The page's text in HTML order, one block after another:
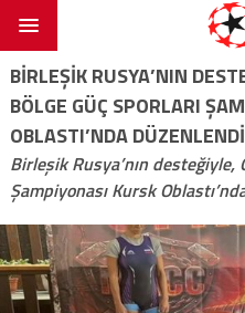
BIRLEŞIK RUSYA’NIN
BÖLGE GÜÇ SPORLARI
OBLASTI’NDA DÜZENLENDI
Birleşik Rusya’nın desteğiyle,
Şampiyonası Kursk